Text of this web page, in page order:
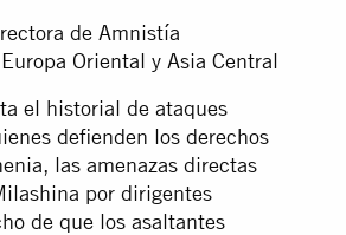
de Amnistía
Oriental y Asia Central
el historial de ataques
defienden los derechos
las amenazas directas
por dirigentes
de que los asaltantes